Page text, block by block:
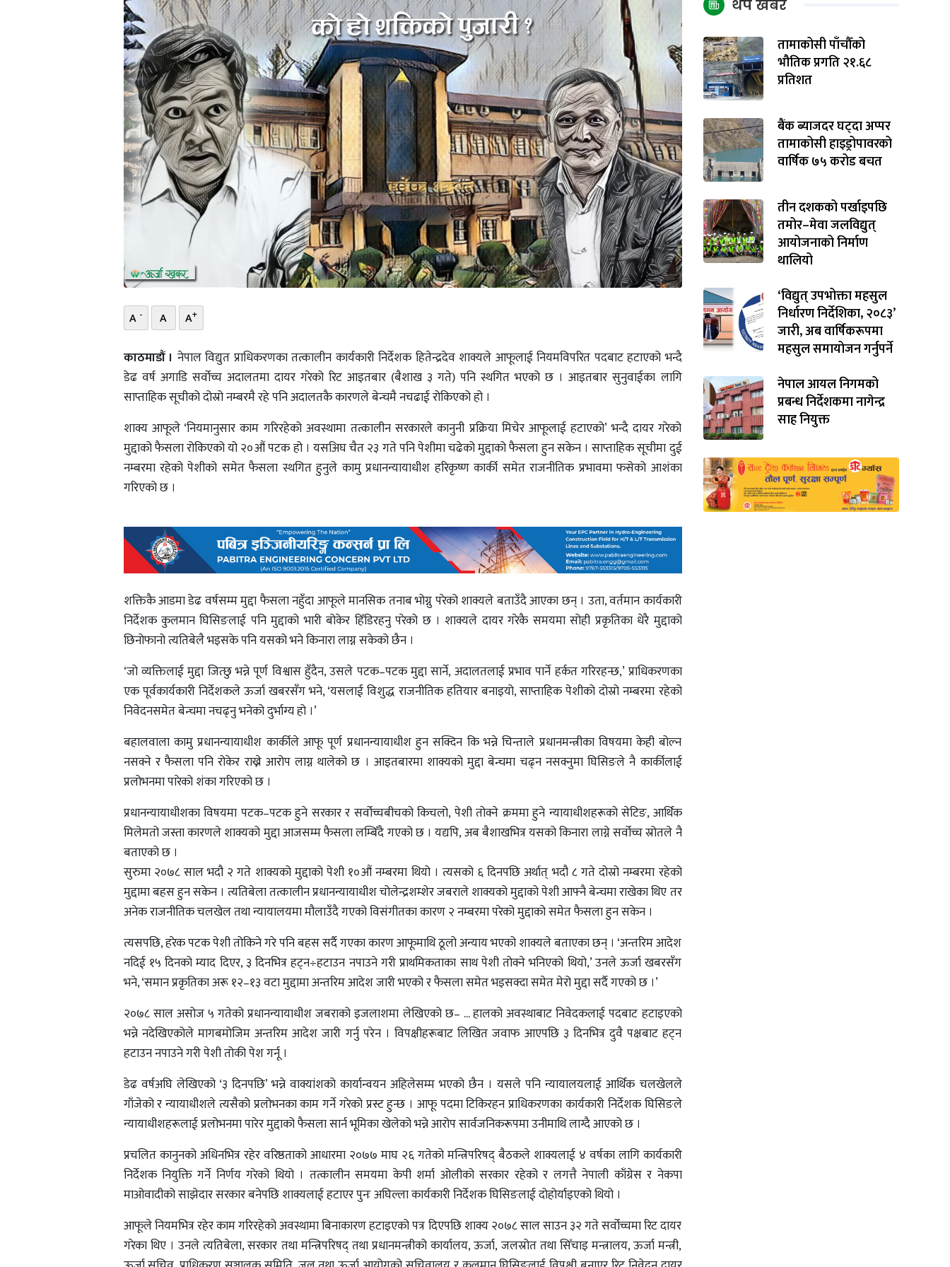
A - A A+
काठमाडौं । नेपाल विद्युत प्राधिकरणका तत्कालीन कार्यकारी निर्देशक हितेन्द्रदेव शाक्यले आफूलाई नियमविपरित पदबाट हटाएको भन्दै
डेढ वर्ष अगाडि सर्वोच्च अदालतमा दायर गरेको रिट आइतबार (बैशाख ३ गते) पनि स्थगित भएको छ । आइतबार सुनुवाईका लागि
साप्ताहिक सूचीको दोस्रो नम्बरमै रहे पनि अदालतकै कारणले बेन्चमै नचढाई रोकिएको हो ।
शाक्य आफूले ‘नियमानुसार काम गरिरहेको अवस्थामा तत्कालीन सरकारले कानुनी प्रक्रिया मिचेर आफूलाई हटाएको’ भन्दै दायर गरेको
मुद्दाको फैसला रोकिएको यो २०औं पटक हो । यसअिघ चैत २३ गते पनि पेशीमा चढेको मुद्दाको फैसला हुन सकेन । साप्ताहिक सूचीमा दुई
नम्बरमा रहेको पेशीको समेत फैसला स्थगित हुनुले कामु प्रधानन्यायाधीश हरिकृष्ण कार्की समेत राजनीतिक प्रभावमा फसेको आशंका
गरिएको छ ।
शक्तिकै आडमा डेढ वर्षसम्म मुद्दा फैसला नहुँदा आफूले मानसिक तनाब भोग्नु परेको शाक्यले बताउँदै आएका छन् । उता, वर्तमान कार्यकारी
निर्देशक कुलमान घिसिङलाई पनि मुद्दाको भारी बोकेर हिँडिरहनु परेको छ । शाक्यले दायर गरेकै समयमा सोही प्रकृतिका धेरै मुद्दाको
छिनोफानो त्यतिबेलै भइसके पनि यसको भने किनारा लाग्न सकेको छैन ।
‘जो व्यक्तिलाई मुद्दा जित्छु भन्ने पूर्ण विश्वास हुँदैन, उसले पटक–पटक मुद्दा सार्ने, अदालतलाई प्रभाव पार्ने हर्कत गरिरहन्छ,’ प्राधिकरणका
एक पूर्वकार्यकारी निर्देशकले ऊर्जा खबरसँग भने, ‘यसलाई विशुद्ध राजनीतिक हतियार बनाइयो, साप्ताहिक पेशीको दोस्रो नम्बरमा रहेको
निवेदनसमेत बेन्चमा नचढ्नु भनेको दुर्भाग्य हो ।’
बहालवाला कामु प्रधानन्यायाधीश कार्कीले आफू पूर्ण प्रधानन्यायाधीश हुन सक्दिन कि भन्ने चिन्ताले प्रधानमन्त्रीका विषयमा केही बोल्न
नसक्ने र फैसला पनि रोकेर राख्ने आरोप लाग्न थालेको छ । आइतबारमा शाक्यको मुद्दा बेन्चमा चढ्न नसक्नुमा घिसिङले नै कार्कीलाई
प्रलोभनमा पारेको शंका गरिएको छ ।
प्रधानन्यायाधीशका विषयमा पटक–पटक हुने सरकार र सर्वोच्चबीचको किचलो, पेशी तोक्ने क्रममा हुने न्यायाधीशहरूको सेटिङ, आर्थिक
मिलेमतो जस्ता कारणले शाक्यको मुद्दा आजसम्म फैसला लम्बिँदै गएको छ । यद्यपि, अब बैशाखभित्र यसको किनारा लाग्ने सर्वोच्च स्रोतले नै
बताएको छ ।
सुरुमा २०७८ साल भदौ २ गते शाक्यको मुद्दाको पेशी १०औं नम्बरमा थियो । त्यसको ६ दिनपछि अर्थात् भदौ ८ गते दोस्रो नम्बरमा रहेको
मुद्दामा बहस हुन सकेन । त्यतिबेला तत्कालीन प्रधानन्यायाधीश चोलेन्द्रशम्शेर जबराले शाक्यको मुद्दाको पेशी आफ्नै बेन्चमा राखेका थिए तर
अनेक राजनीतिक चलखेल तथा न्यायालयमा मौलाउँदै गएको विसंगीतका कारण २ नम्बरमा परेको मुद्दाको समेत फैसला हुन सकेन ।
त्यसपछि, हरेक पटक पेशी तोकिने गरे पनि बहस सर्दै गएका कारण आफूमाथि ठूलो अन्याय भएको शाक्यले बताएका छन् । ‘अन्तरिम आदेश
नदिई १५ दिनको म्याद दिएर, ३ दिनभित्र हट्न÷हटाउन नपाउने गरी प्राथमिकताका साथ पेशी तोक्ने भनिएको थियो,’ उनले ऊर्जा खबरसँग
भने, ‘समान प्रकृतिका अरू १२–१३ वटा मुद्दामा अन्तरिम आदेश जारी भएको र फैसला समेत भइसक्दा समेत मेरो मुद्दा सर्दै गएको छ ।’
२०७८ साल असोज ५ गतेको प्रधानन्यायाधीश जबराको इजलाशमा लेखिएको छ– ... हालको अवस्थाबाट निवेदकलाई पदबाट हटाइएको
भन्ने नदेखिएकोले मागबमोजिम अन्तरिम आदेश जारी गर्नु परेन । विपक्षीहरूबाट लिखित जवाफ आएपछि ३ दिनभित्र दुवै पक्षबाट हट्न
हटाउन नपाउने गरी पेशी तोकी पेश गर्नू ।
डेढ वर्षअघि लेखिएको ‘३ दिनपछि’ भन्ने वाक्यांशको कार्यान्वयन अहिलेसम्म भएको छैन । यसले पनि न्यायालयलाई आर्थिक चलखेलले
गाँजेको र न्यायाधीशले त्यसैको प्रलोभनका काम गर्ने गरेको प्रस्ट हुन्छ । आफू पदमा टिकिरहन प्राधिकरणका कार्यकारी निर्देशक घिसिङले
न्यायाधीशहरूलाई प्रलोभनमा पारेर मुद्दाको फैसला सार्न भूमिका खेलेको भन्ने आरोप सार्वजनिकरूपमा उनीमाथि लाग्दै आएको छ ।
प्रचलित कानुनको अधिनभित्र रहेर वरिष्ठताको आधारमा २०७७ माघ २६ गतेको मन्त्रिपरिषद् बैठकले शाक्यलाई ४ वर्षका लागि कार्यकारी
निर्देशक नियुक्ति गर्ने निर्णय गरेको थियो । तत्कालीन समयमा केपी शर्मा ओलीको सरकार रहेको र लगत्तै नेपाली काँग्रेस र नेकपा
माओवादीको साझेदार सरकार बनेपछि शाक्यलाई हटाएर पुनः अघिल्ला कार्यकारी निर्देशक घिसिङलाई दोहोर्याइएको थियो ।
आफूले नियमभित्र रहेर काम गरिरहेको अवस्थामा बिनाकारण हटाइएको पत्र दिएपछि शाक्य २०७८ साल साउन ३२ गते सर्वोच्चमा रिट दायर
गरेका थिए । उनले त्यतिबेला, सरकार तथा मन्त्रिपरिषद् तथा प्रधानमन्त्रीको कार्यालय, ऊर्जा, जलस्रोत तथा सिँचाइ मन्त्रालय, ऊर्जा मन्त्री,
थप खबर
तामाकोसी पाँचौँको
भौतिक प्रगति २१.६८
प्रतिशत
बैंक ब्याजदर घट्दा अप्पर
तामाकोसी हाइड्रोपावरको
वार्षिक ७५ करोड बचत
तीन दशकको पर्खाइपछि
तमोर–मेवा जलविद्युत्
आयोजनाको निर्माण
थालियो
‘विद्युत् उपभोक्ता महसुल
निर्धारण निर्देशिका, २०८३’
जारी, अब वार्षिकरूपमा
महसुल समायोजन गर्नुपर्ने
नेपाल आयल निगमको
प्रबन्ध निर्देशकमा नागेन्द्र
साह नियुक्त